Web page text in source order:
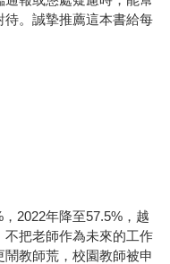
。誠摯推薦這本書給每
2022年降至57.5%，越
把老師作為未來的工作
教師荒，校園教師被申